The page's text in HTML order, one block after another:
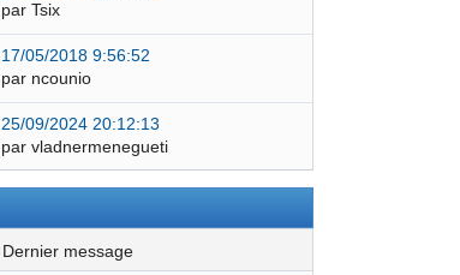
par Tsix
17/05/2018 9:56:52
par ncounio
25/09/2024 20:12:13
par vladnermenegueti
dernier message